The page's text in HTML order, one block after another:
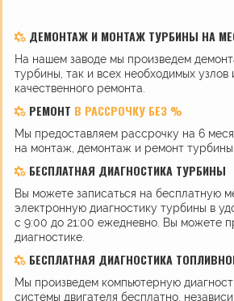
ДЕМОНТАЖ И МОНТАЖ ТУРБИНЫ НА
На нашем заводе мы произведем
турбины, так и всех необходимых узлов
качественного ремонта.
РЕМОНТ В РАССРОЧКУ БЕЗ %
Мы предоставляем рассрочку на 6
на монтаж, демонтаж и ремонт турбины.
БЕСПЛАТНАЯ ДИАГНОСТИКА ТУРБИНЫ
Вы можете записаться на бесплатную
электронную диагностику турбины в
с 9:00 до 21:00 ежедневно. Вы можете
диагностике.
БЕСПЛАТНАЯ ДИАГНОСТИКА
Мы произведем компьютерную
системы двигателя бесплатно,